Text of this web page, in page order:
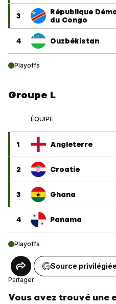
3
République
du Congo
4 Ouzbékistan
Playoffs
Groupe L
ÉQUIPE
1 Angleterre
2 Croatie
3 Ghana
4 Panama
Playoffs
Partager
Source privilégiée
Vous avez trouvé une